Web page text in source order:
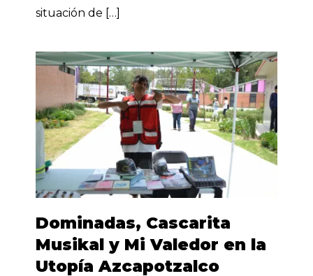
situación de […]
Dominadas, Cascarita
Musikal y Mi Valedor en la
Utopía Azcapotzalco